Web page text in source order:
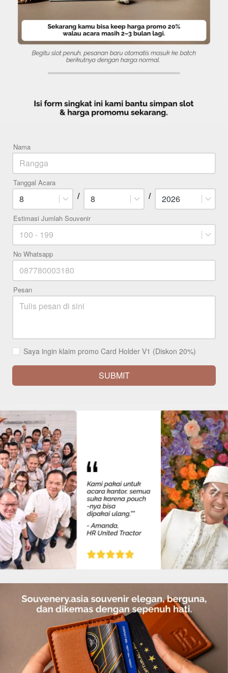
Nama
Tanggal Acara
8 / 8 / 2026
Estimasi Jumlah Souvenir
100 - 199
No Whatsapp
Pesan
Saya ingin klaim promo Card Holder V1 (Diskon 20%)
`SUBMIT